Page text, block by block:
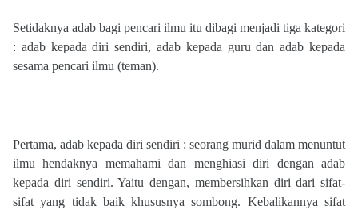
Setidaknya adab bagi pencari ilmu itu dibagi menjadi tiga kategori
: adab kepada diri sendiri, adab kepada guru dan adab kepada
sesama pencari ilmu (teman).
Pertama, adab kepada diri sendiri : seorang murid dalam menuntut
ilmu hendaknya memahami dan menghiasi diri dengan adab
kepada diri sendiri. Yaitu dengan, membersihkan diri dari sifat-
sifat yang tidak baik khususnya sombong. Kebalikannya sifat